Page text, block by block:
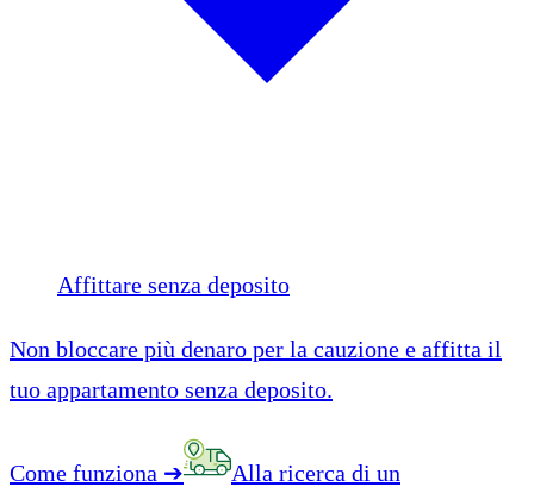
Affittare senza deposito
Non bloccare più denaro per la cauzione e affitta il
tuo appartamento senza deposito.
Come funziona ➔
Alla ricerca di un